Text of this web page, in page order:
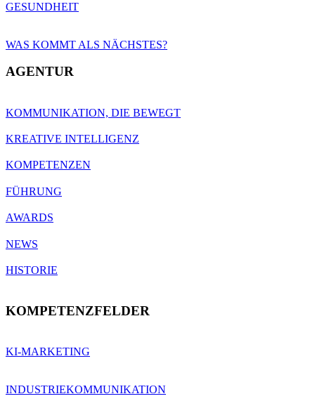
GESUNDHEIT
WAS KOMMT ALS NÄCHSTES?
AGENTUR
KOMMUNIKATION, DIE BEWEGT
KREATIVE INTELLIGENZ
KOMPETENZEN
FÜHRUNG
AWARDS
NEWS
HISTORIE
KOMPETENZFELDER
KI-MARKETING
INDUSTRIEKOMMUNIKATION